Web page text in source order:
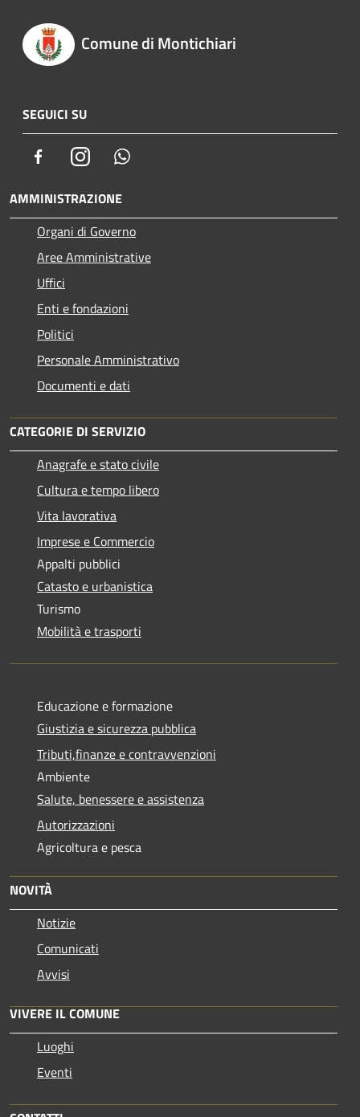
Comune di Montichiari
SEGUICI SU
FacebookInstagram
AMMINISTRAZIONE
Organi di Governo
Aree Amministrative
Uffici
Enti e fondazioni
Politici
Personale Amministrativo
Documenti e dati
CATEGORIE DI SERVIZIO
Anagrafe e stato civile
Cultura e tempo libero
Vita lavorativa
Imprese e Commercio
Appalti pubblici
Catasto e urbanistica
Turismo
Mobilità e trasporti
Educazione e formazione
Giustizia e sicurezza pubblica
Tributi,finanze e contravvenzioni
Ambiente
Salute, benessere e assistenza
Autorizzazioni
Agricoltura e pesca
NOVITÀ
Notizie
Comunicati
Avvisi
VIVERE IL COMUNE
Luoghi
Eventi